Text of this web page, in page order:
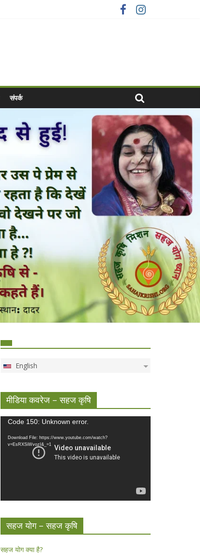
संपर्क
English
मीडिया कवरेज – सहज कृषि
Video
Code 150: Unknown error.
Download File: https://www.youtube.com/watch?
v=EsRXSiWvozI&_=1
सहज योग – सहज कृषि
सहज योग क्या है?